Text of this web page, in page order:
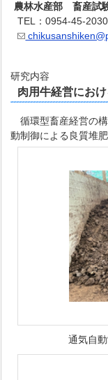
農林水産部 畜産試
TEL：0954-45-2030
研究内容
肉用牛経営にお
循環型畜産経営の
動制御による良質堆
通気自